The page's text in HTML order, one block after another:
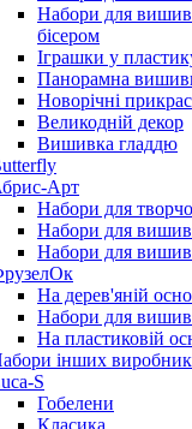
Набори для
бісером
Іграшки у
Панорамна
Новорічні
Великодній декор
Вишивка гладдю
Арт
Набори для
Набори для
Набори для
На дерев'яній
Набори для
На пластиковій
інших
S
Гобелени
Класика